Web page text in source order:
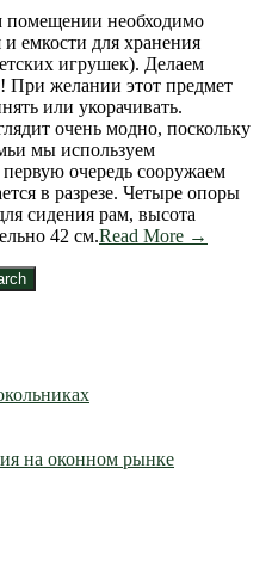
помещении необходимо
и емкости для хранения
игрушек). Делаем
желании этот предмет
или укорачивать.
очень модно, поскольку
мы используем
очередь сооружаем
в разрезе. Четыре опоры
сидения рам, высота
42 см.Read More →
на оконном рынке